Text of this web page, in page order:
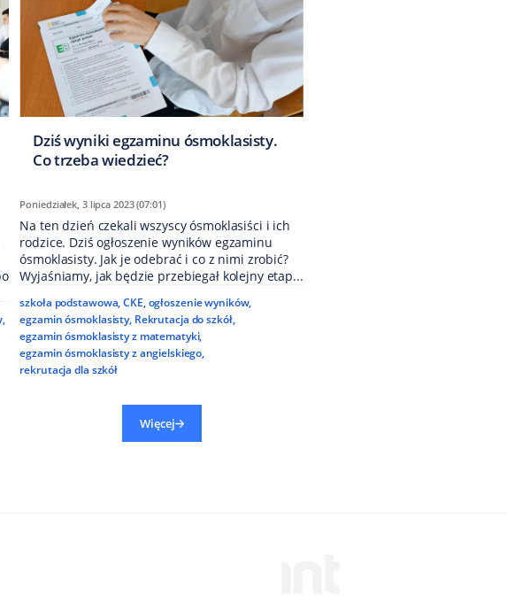
,
Dziś wyniki egzaminu ósmoklasisty.
Co trzeba wiedzieć?
Poniedziałek, 3 lipca 2023 (07:01)
Na ten dzień czekali wszyscy ósmoklasiści i ich
rodzice. Dziś ogłoszenie wyników egzaminu
ósmoklasisty. Jak je odebrać i co z nimi zrobić?
Wyjaśniamy, jak będzie przebiegał kolejny etap...
szkoła podstawowa,CKE,ogłoszenie wyników,
egzamin ósmoklasisty, Rekrutacja do szkół,
egzamin ósmoklasisty z matematyki,
egzamin ósmoklasisty z angielskiego,
rekrutacja dla szkół
Więcej